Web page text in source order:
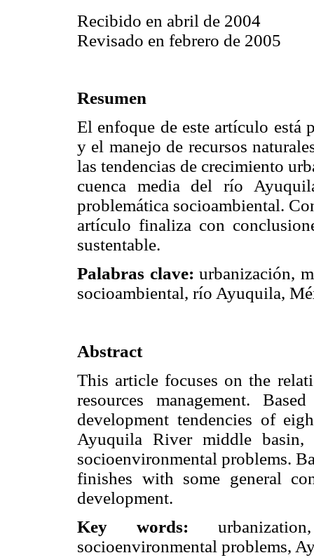
Recibido en abril de 2004
Revisado en febrero de 2005
Resumen
El enfoque de este artículo está
y el manejo de recursos
las tendencias de crecimiento
cuenca media del río
problemática socioambiental.
artículo finaliza con
sustentable.
Palabras clave: urbanización,
socioambiental, río Ayuquila,
Abstract
This article focuses on the
resources management.
development tendencies of
Ayuquila River middle
socioenvironmental problems.
finishes with some general
development.
Key words:
socioenvironmental problems,